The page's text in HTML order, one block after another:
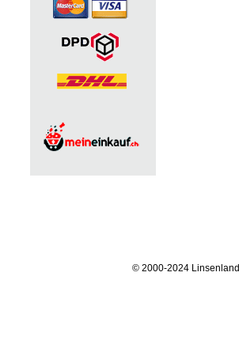
© 2000-2024 Linsenland